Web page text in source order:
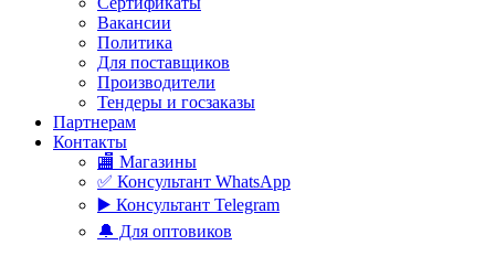
Вакансии
Политика
Для поставщиков
Производители
Тендеры и госзаказы
Партнерам
Контакты
🏬 Магазины
✅️ Консультант WhatsApp
▶️ Консультант Telegram
🔔 Для оптовиков